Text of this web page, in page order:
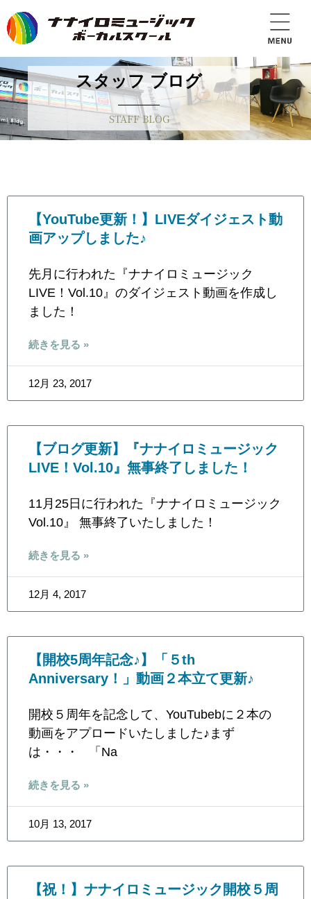
スタッフ ブログ
STAFF BLOG
【YouTube更新！】LIVEダイジェスト動
画アップしました♪
先月に行われた『ナナイロミュージック
LIVE！Vol.10』のダイジェスト動画を作成し
ました！
続きを見る »
12月 23, 2017
【ブログ更新】『ナナイロミュージック
LIVE！Vol.10』無事終了しました！
11月25日に行われた『ナナイロミュージック
Vol.10』 無事終了いたしました！
続きを見る »
12月 4, 2017
【開校5周年記念♪】「５th
Anniversary！」動画２本立て更新♪
開校５周年を記念して、YouTubebに２本の
動画をアプロードいたしました♪まず
は・・・ 「Na
続きを見る »
10月 13, 2017
【祝！】ナナイロミュージック開校５周